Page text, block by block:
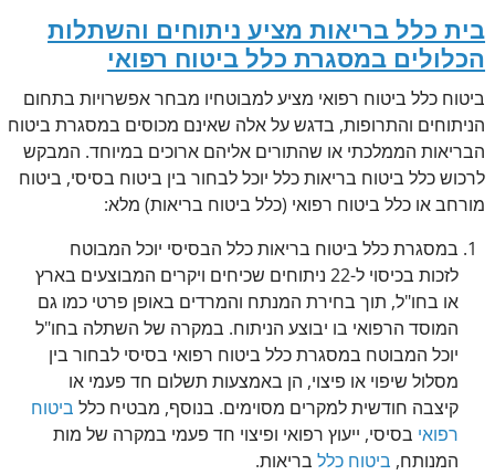
בית כלל בריאות מציע ניתוחים והשתלות
הכלולים במסגרת כלל ביטוח רפואי
ביטוח כלל ביטוח רפואי מציע למבוטחיו מבחר אפשרויות בתחום
הניתוחים והתרופות, בדגש על אלה שאינם מכוסים במסגרת ביטוח
הבריאות הממלכתי או שהתורים אליהם ארוכים במיוחד. המבקש
לרכוש כלל ביטוח בריאות כלל יוכל לבחור בין ביטוח בסיסי, ביטוח
מורחב או כלל ביטוח רפואי (כלל ביטוח בריאות) מלא:
במסגרת כלל ביטוח בריאות כלל הבסיסי יוכל המבוטח
לזכות בכיסוי ל-22 ניתוחים שכיחים ויקרים המבוצעים בארץ
או בחו"ל, תוך בחירת המנתח והמרדים באופן פרטי כמו גם
המוסד הרפואי בו יבוצע הניתוח. במקרה של השתלה בחו"ל
יוכל המבוטח במסגרת כלל ביטוח רפואי בסיסי לבחור בין
מסלול שיפוי או פיצוי, הן באמצעות תשלום חד פעמי או
קיצבה חודשית למקרים מסוימים. בנוסף, מבטיח כלל ביטוח
רפואי בסיסי, ייעוץ רפואי ופיצוי חד פעמי במקרה של מות
המנותח, ביטוח כללבריאות.